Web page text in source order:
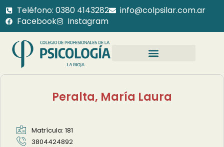
Teléfono: 0380 4143282
info@colpsilar.com.ar
Facebook
Instagram
Peralta, María Laura
Matrícula: 181
3804424892